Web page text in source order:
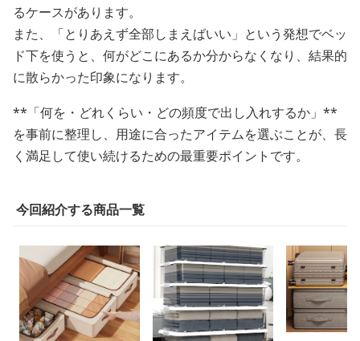
るケースがあります。
また、「とりあえず全部しまえばいい」という発想でベッ
ド下を使うと、何がどこにあるか分からなくなり、結果的
に散らかった印象になります。
**「何を・どれくらい・どの頻度で出し入れするか」**
を事前に整理し、用途に合ったアイテムを選ぶことが、長
く満足して使い続けるための最重要ポイントです。
今回紹介する商品一覧